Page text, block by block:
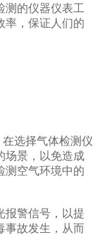
测的仪器仪表工
率，保证人们的
选择气体检测仪
场景，以免造成
测空气环境中的
报警信号，以提
事故发生，从而